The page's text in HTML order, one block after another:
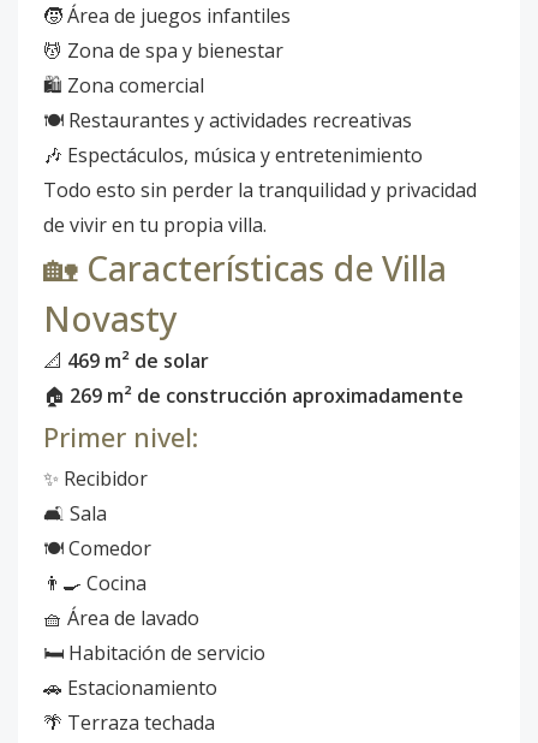
🧒 Área de juegos infantiles
💆 Zona de spa y bienestar
🛍️ Zona comercial
🍽️ Restaurantes y actividades recreativas
🎶 Espectáculos, música y entretenimiento
Todo esto sin perder la tranquilidad y privacidad
de vivir en tu propia villa.
🏡 Características de Villa
Novasty
📐 469 m² de solar
🏠 269 m² de construcción aproximadamente
Primer nivel:
✨ Recibidor
🛋️ Sala
🍽️ Comedor
👨‍🍳 Cocina
🧺 Área de lavado
🛏️ Habitación de servicio
🚗 Estacionamiento
🌴 Terraza techada